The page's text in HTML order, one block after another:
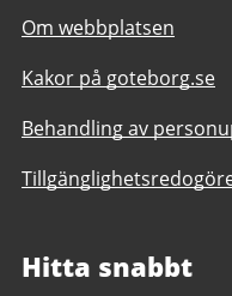
Om webbplatsen
Kakor på goteborg.se
Behandling av
Hitta snabbt